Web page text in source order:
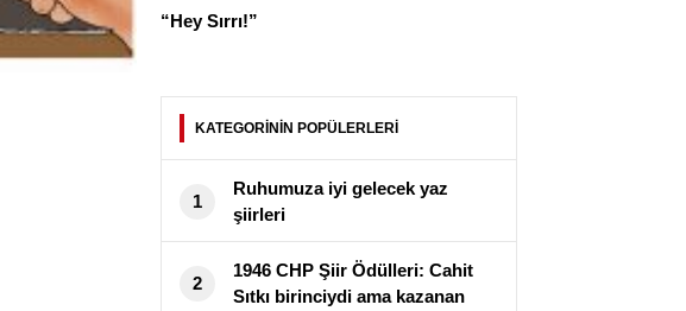
“Hey Sırrı!”
KATEGORİNİN POPÜLERLERİ
1
Ruhumuza iyi gelecek yaz
şiirleri
2
1946 CHP Şiir Ödülleri: Cahit
Sıtkı birinciydi ama kazanan